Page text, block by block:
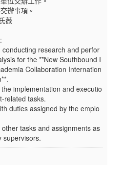
辦事項。
薇
conducting research and perfor
for the **New Southbound I
Collaboration Internation
implementation and executio
related tasks.
duties assigned by the emplo
tasks and assignments as
supervisors.